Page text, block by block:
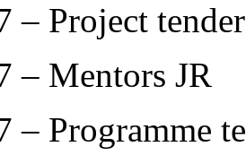
– Project tender
– Mentors JR
– Programme